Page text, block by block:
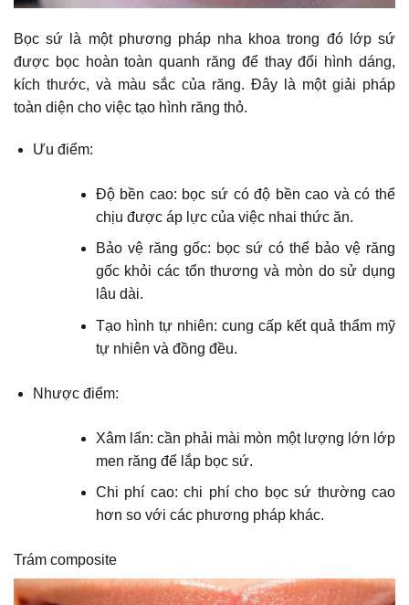
Bọc sứ là một phương pháp nha khoa trong đó lớp sứ
được bọc hoàn toàn quanh răng để thay đổi hình dáng,
kích thước, và màu sắc của răng. Đây là một giải pháp
toàn diện cho việc tạo hình răng thỏ.
Ưu điểm:
Độ bền cao: bọc sứ có độ bền cao và có thể
chịu được áp lực của việc nhai thức ăn.
Bảo vệ răng gốc: bọc sứ có thể bảo vệ răng
gốc khỏi các tổn thương và mòn do sử dụng
lâu dài.
Tạo hình tự nhiên: cung cấp kết quả thẩm mỹ
tự nhiên và đồng đều.
Nhược điểm:
Xâm lấn: cần phải mài mòn một lượng lớn lớp
men răng để lắp bọc sứ.
Chi phí cao: chi phí cho bọc sứ thường cao
hơn so với các phương pháp khác.
Trám composite